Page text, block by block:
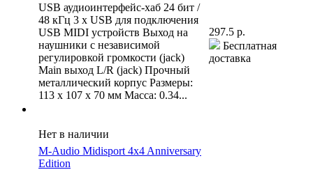
USB аудиоинтерфейс-хаб 24 бит /
48 кГц 3 x USB для подключения
USB MIDI устройств Выход на
наушники с независимой
регулировкой громкости (jack)
Мain выход L/R (jack) Прочный
металлический корпус Размеры:
113 x 107 x 70 мм Масса: 0.34...
297.5 р.
Бесплатная
доставка
Нет в наличии
M-Audio Midisport 4x4 Anniversary
Edition